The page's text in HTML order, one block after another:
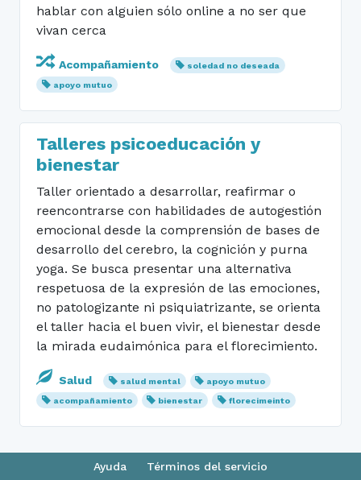
hablar con alguien sólo online a no ser que
vivan cerca
Acompañamiento
soledad no deseada
apoyo mutuo
Talleres psicoeducación y
bienestar
Taller orientado a desarrollar, reafirmar o
reencontrarse con habilidades de autogestión
emocional desde la comprensión de bases de
desarrollo del cerebro, la cognición y purna
yoga. Se busca presentar una alternativa
respetuosa de la expresión de las emociones,
no patologizante ni psiquiatrizante, se orienta
el taller hacia el buen vivir, el bienestar desde
la mirada eudaimónica para el florecimiento.
Salud salud mental
apoyo mutuo
acompañamiento
bienestar florecimeinto
Ayuda Términos del servicio